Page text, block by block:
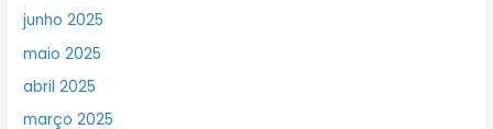
junho 2025
maio 2025
abril 2025
março 2025